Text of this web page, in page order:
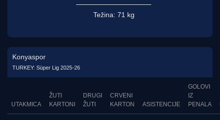
Težina: 71 kg
Konyaspor
TURKEY: Süper Lig 2025-26
UTAKMICA
ŽUTI
KARTONI
DRUGI
ŽUTI
CRVENI
KARTON
ASISTENCIJE
GOLOVI
IZ
PENALA